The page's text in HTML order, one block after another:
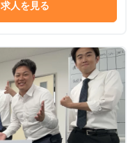
求人を見る